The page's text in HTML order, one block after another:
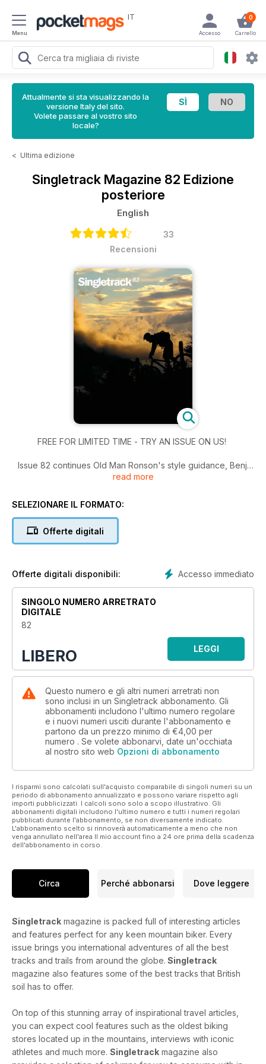
Menu
IT 0
Carrello
Accesso
Attualmente si sta visualizzando la
versione Italy del sito.
Volete passare al vostro sito
locale?
< Ultima edizione
Singletrack Magazine 82 Edizione
posteriore
English
33
Recensioni
FREE FOR LIMITED TIME - TRY AN ISSUE ON US!
Issue 82 continues Old Man Ronson's style guidance, Benji
and Greg grouptest all-rounder tyres. Chipps rides the
on the cliff edges of Italy's stunning Lake Garda. Plus, the
read more
SELEZIONARE IL FORMATO:
Offerte digitali
Accesso immediato
Offerte digitali disponibili:
SINGOLO NUMERO ARRETRATO
DIGITALE
82
LIBERO LEGGI
Questo numero e gli altri numeri arretrati non
sono inclusi in un Singletrack abbonamento. Gli
abbonamenti includono l'ultimo numero regolare
e i nuovi numeri usciti durante l'abbonamento e
partono da un prezzo minimo di €4,00 per
numero . Se volete abbonarvi, date un'occhiata
al nostro sito web Opzioni di abbonamento
I risparmi sono calcolati sull'acquisto comparabile di singoli numeri su un
periodo di abbonamento annualizzato e possono variare rispetto agli
importi pubblicizzati. I calcoli sono solo a scopo illustrativo. Gli
abbonamenti digitali includono l'ultimo numero e tutti i numeri regolari
pubblicati durante l'abbonamento, se non diversamente indicato.
L'abbonamento scelto si rinnoverà automaticamente a meno che non
venga annullato nell'area Il mio account fino a 24 ore prima della scadenza
dell'abbonamento in corso.
Circa Perché abbonarsi Dove leggere
Singletrack magazine is packed full of interesting articles
and features perfect for any keen mountain biker. Every
issue brings you international adventures of all the best
tracks and trails from around the globe. Singletrack
magazine also features some of the best tracks that British
soil has to offer.
On top of this stunning array of inspirational travel articles,
you can expect cool features such as the oldest biking
stores located up in the mountains, interviews with iconic
athletes and much more. Singletrack magazine also